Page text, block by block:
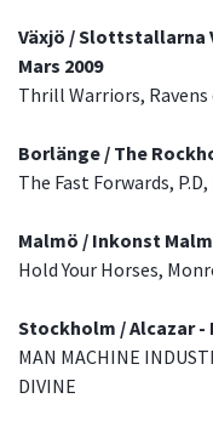
Växjö / Slottstallarna
Mars 2009
Thrill Warriors, Ravens
Borlänge / The
The Fast Forwards,
Malmö / Inkonst
Hold Your Horses,
Stockholm / Alcazar -
MAN MACHINE
DIVINE